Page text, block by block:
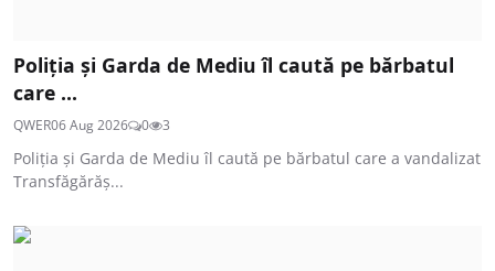
Poliția și Garda de Mediu îl caută pe bărbatul
care ...
QWER06 Aug 2026 0 3
Poliția și Garda de Mediu îl caută pe bărbatul care a vandalizat
Transfăgărăș...